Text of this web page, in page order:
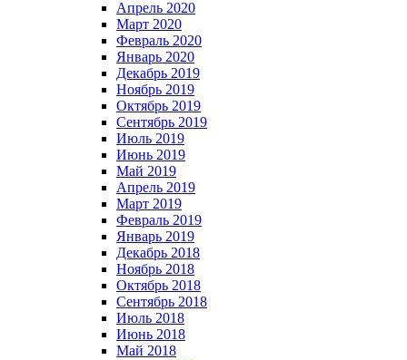
Апрель 2020
Март 2020
Февраль 2020
Январь 2020
Декабрь 2019
Ноябрь 2019
Октябрь 2019
Сентябрь 2019
Июль 2019
Июнь 2019
Май 2019
Апрель 2019
Март 2019
Февраль 2019
Январь 2019
Декабрь 2018
Ноябрь 2018
Октябрь 2018
Сентябрь 2018
Июль 2018
Июнь 2018
Май 2018